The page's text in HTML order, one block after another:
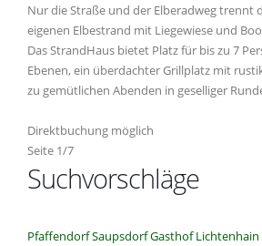
Nur die Straße und der Elberadweg trennt
eigenen Elbestrand mit Liegewiese und
Das StrandHaus bietet Platz für bis zu 7
Ebenen, ein überdachter Grillplatz mit
zu gemütlichen Abenden in geselliger
Direktbuchung möglich
Seite 1/7
Suchvorschläge
PfaffendorfSaupsdorfGasthof Lichtenhain